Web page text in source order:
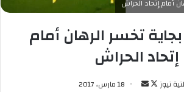
أمام إتحاد الحراش
تخسر الرهان أمام
إتحاد الحراش
نيوز
ت
18 مارس، 2017